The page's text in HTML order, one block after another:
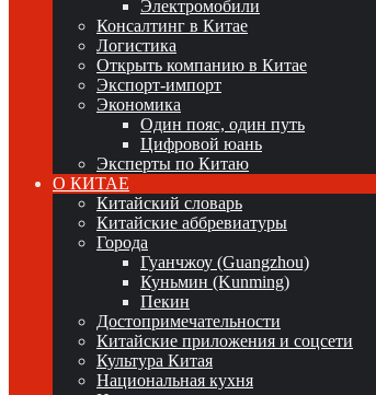
Электромобили
Консалтинг в Китае
Логистика
Открыть компанию в Китае
Экспорт-импорт
Экономика
Один пояс, один путь
Цифровой юань
Эксперты по Китаю
О КИТАЕ
Китайский словарь
Китайские аббревиатуры
Города
Гуанчжоу (Guangzhou)
Куньмин (Kunming)
Пекин
Достопримечательности
Китайские приложения и соцсети
Культура Китая
Национальная кухня